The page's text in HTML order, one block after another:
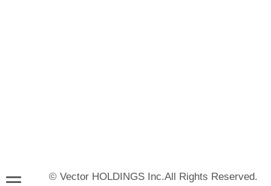
© Vector HOLDINGS Inc.All Rights Reserved.